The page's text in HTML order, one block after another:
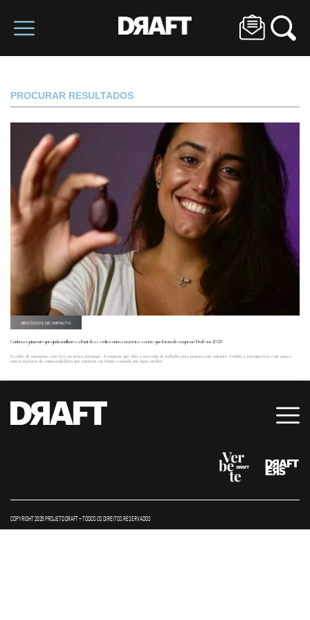
PROCURAR RESULTADOS
NEGÓCIOS DE IMPACTO
Conheça o pingente que ajuda mulheres a fugir do assédio e outros negócios sociais que foram destaque no Draft em 2023
O clube de assinatura com foco na pesca artesanal. A empresa que abre o mercado de trabalho para pessoas com autismo. Confira a retrospectiva com esses e
outros negócios de empreendedores que insistem em tornar o mundo um lugar melhor.
COPYRIGHT 2026 PROJETO DRAFT – TODOS OS DIREITOS RESERVADOS